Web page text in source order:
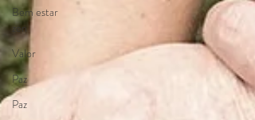
Bem estar
zen
Valor
Paz
Paz